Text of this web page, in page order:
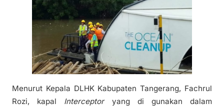
Menurut Kepala DLHK Kabupaten Tangerang, Fachrul
Rozi, kapal Interceptoryang di gunakan dalam